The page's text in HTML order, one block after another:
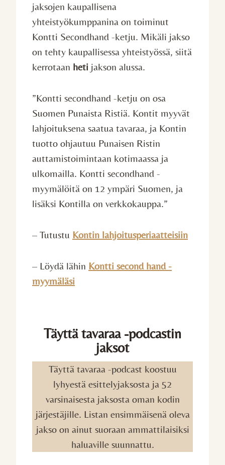
jaksojen kaupallisena
yhteistyökumppanina on toiminut
Kontti Secondhand -ketju. Mikäli jakso
on tehty kaupallisessa yhteistyössä, siitä
kerrotaan heti jakson alussa.
”Kontti secondhand -ketju on osa
Suomen Punaista Ristiä. Kontit myyvät
lahjoituksena saatua tavaraa, ja Kontin
tuotto ohjautuu Punaisen Ristin
auttamistoimintaan kotimaassa ja
ulkomailla. Kontti secondhand -
myymälöitä on 12 ympäri Suomen, ja
lisäksi Kontilla on verkkokauppa.”
– Tutustu Kontin lahjoitusperiaatteisiin
– Löydä lähin Kontti second hand -
myymäläsi
Täyttä tavaraa -podcastin
jaksot
Täyttä tavaraa -podcast koostuu
lyhyestä esittelyjaksosta ja 52
varsinaisesta jaksosta oman kodin
järjestäjille. Listan ensimmäisenä oleva
jakso on ainut suoraan ammattilaisiksi
haluaville suunnattu.